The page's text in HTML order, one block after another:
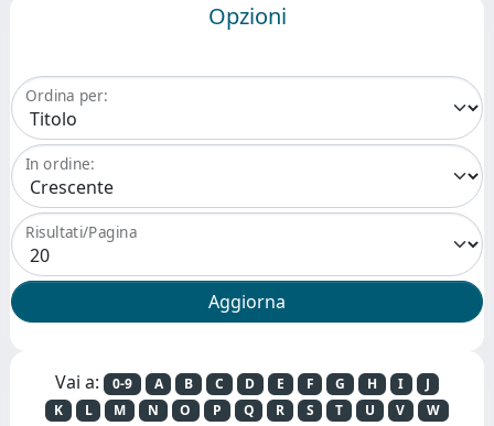
Opzioni
Ordina per:
In ordine:
Risultati/Pagina
Vai a: 0-9 A B C D E F G H I
J
K
L M N O P Q R S T U V
W